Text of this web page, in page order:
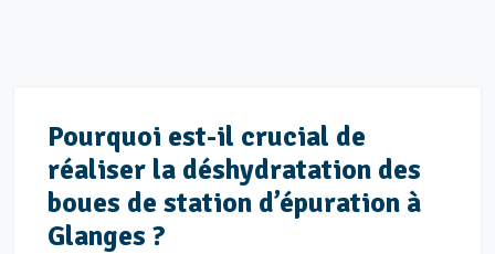
Pourquoi est-il crucial de
réaliser la déshydratation des
boues de station d’épuration à
Glanges ?